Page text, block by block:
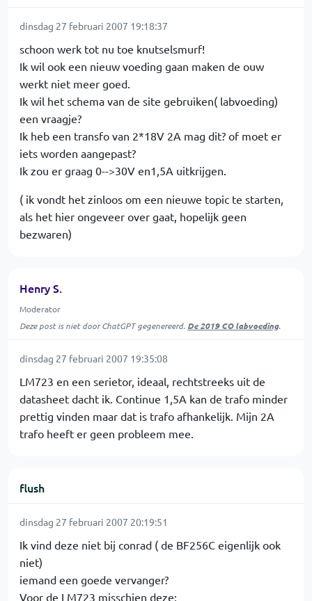
dinsdag 27 februari 2007 19:18:37
schoon werk tot nu toe knutselsmurf!
Ik wil ook een nieuw voeding gaan maken de ouw
werkt niet meer goed.
Ik wil het schema van de site gebruiken( labvoeding)
een vraagje?
Ik heb een transfo van 2*18V 2A mag dit? of moet er
iets worden aangepast?
Ik zou er graag 0-->30V en1,5A uitkrijgen.
( ik vondt het zinloos om een nieuwe topic te starten,
als het hier ongeveer over gaat, hopelijk geen
bezwaren)
Henry S.
Moderator
Deze post is niet door ChatGPT gegenereerd. De 2019 CO labvoeding.
dinsdag 27 februari 2007 19:35:08
LM723 en een serietor, ideaal, rechtstreeks uit de
datasheet dacht ik. Continue 1,5A kan de trafo minder
prettig vinden maar dat is trafo afhankelijk. Mijn 2A
trafo heeft er geen probleem mee.
flush
dinsdag 27 februari 2007 20:19:51
Ik vind deze niet bij conrad ( de BF256C eigenlijk ook
niet)
iemand een goede vervanger?
Voor de LM723 misschien deze: